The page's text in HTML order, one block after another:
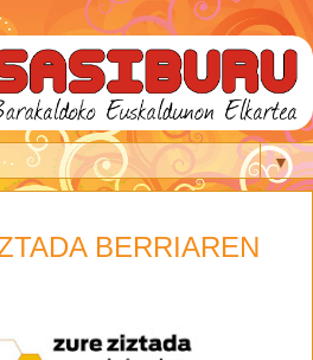
▼
BERRIAREN